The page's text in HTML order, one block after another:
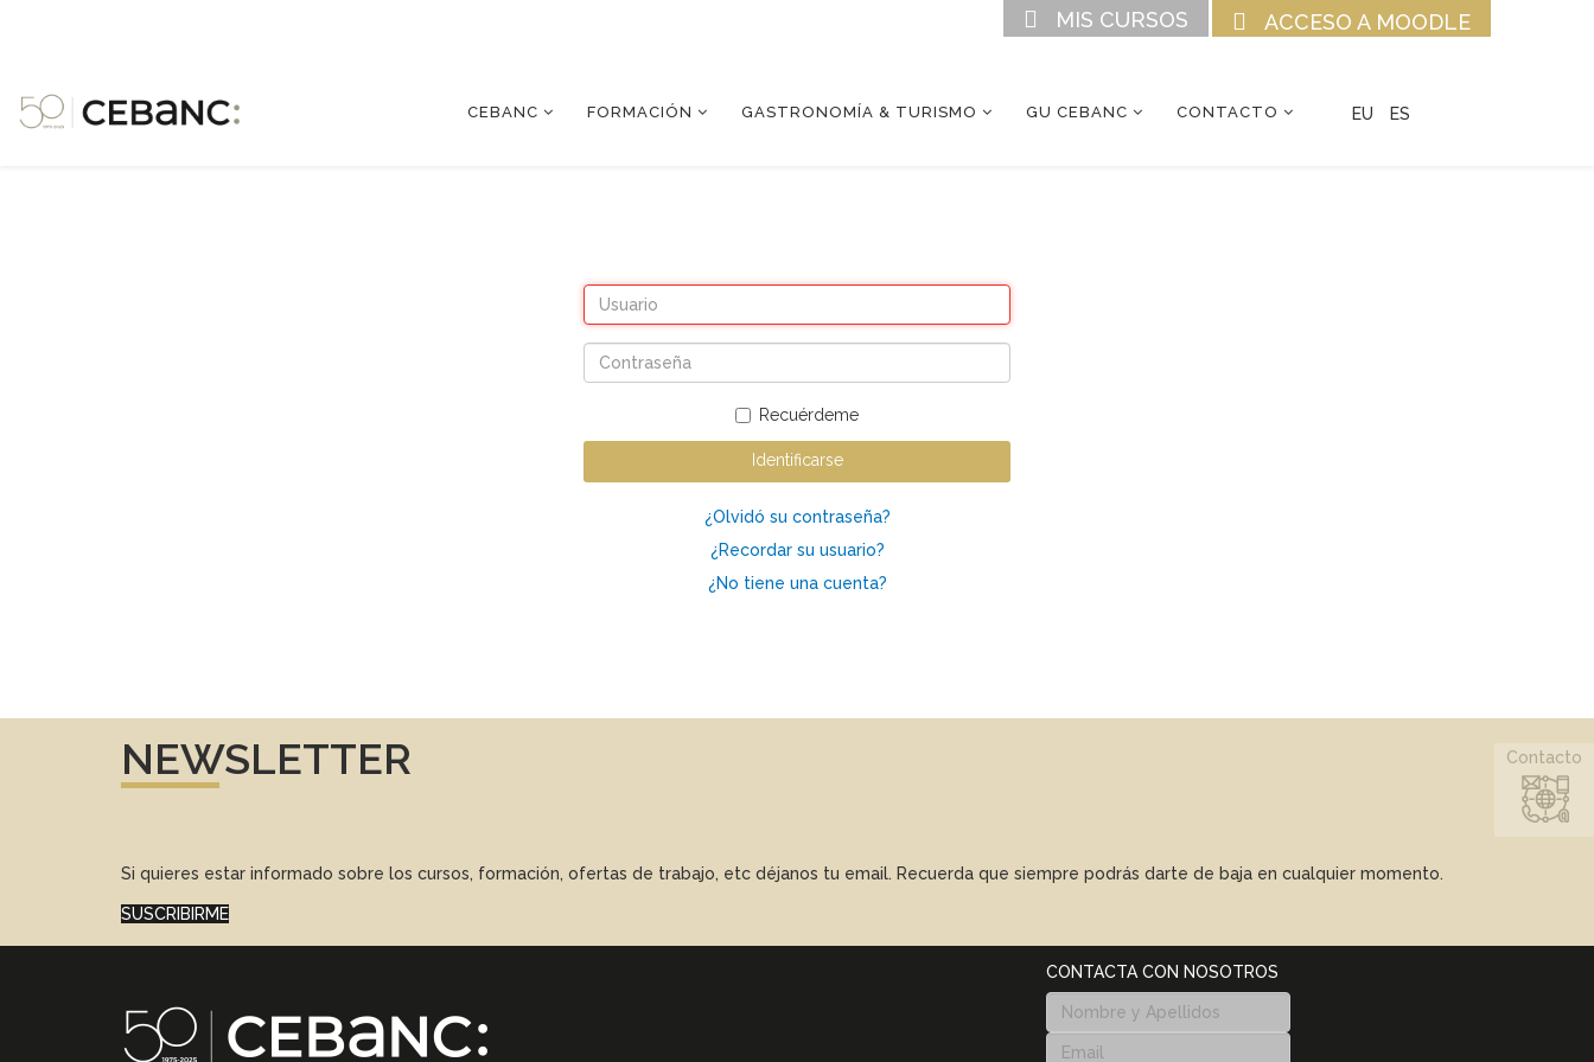
ACCESO A MOODLE
MIS CURSOS
CEBANC FORMACIÓN GASTRONOMÍA & TURISMO GU CEBANC CONTACTO EU ES
Recuérdeme
Identificarse
¿Olvidó su contraseña?
¿Recordar su usuario?
¿No tiene una cuenta?
NEWSLETTER
Si quieres estar informado sobre los cursos, formación, ofertas de trabajo, etc déjanos tu email. Recuerda que siempre podrás darte de baja en cualquier momento.
SUSCRIBIRME
CONTACTA CON NOSOTROS
Contacto